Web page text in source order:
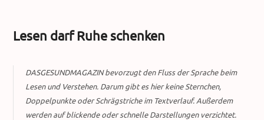
Lesen darf Ruhe schenken
DASGESUNDMAGAZIN bevorzugt den Fluss der Sprache beim
Lesen und Verstehen. Darum gibt es hier keine Sternchen,
Doppelpunkte oder Schrägstriche im Textverlauf. Außerdem
werden auf blickende oder schnelle Darstellungen verzichtet.